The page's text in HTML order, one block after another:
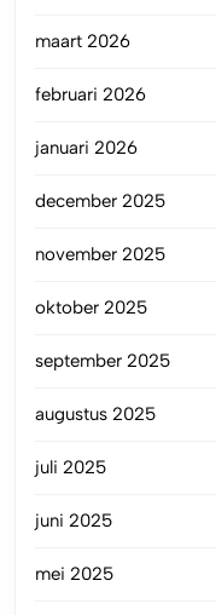
maart 2026
februari 2026
januari 2026
december 2025
november 2025
oktober 2025
september 2025
augustus 2025
juli 2025
juni 2025
mei 2025